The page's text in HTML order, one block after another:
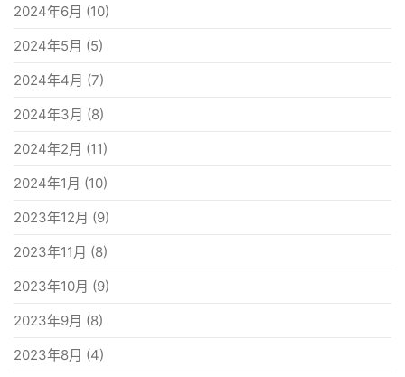
2024年6月 (10)
2024年5月 (5)
2024年4月 (7)
2024年3月 (8)
2024年2月 (11)
2024年1月 (10)
2023年12月 (9)
2023年11月 (8)
2023年10月 (9)
2023年9月 (8)
2023年8月 (4)